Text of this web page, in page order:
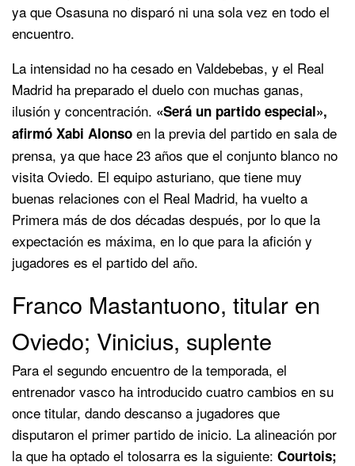
ya que Osasuna no disparó ni una sola vez en todo el
encuentro.
La intensidad no ha cesado en Valdebebas, y el Real
Madrid ha preparado el duelo con muchas ganas,
ilusión y concentración. «Será un partido especial»,
afirmó Xabi Alonso en la previa del partido en sala de
prensa, ya que hace 23 años que el conjunto blanco no
visita Oviedo. El equipo asturiano, que tiene muy
buenas relaciones con el Real Madrid, ha vuelto a
Primera más de dos décadas después, por lo que la
expectación es máxima, en lo que para la afición y
jugadores es el partido del año.
Franco Mastantuono, titular en
Oviedo; Vinicius, suplente
Para el segundo encuentro de la temporada, el
entrenador vasco ha introducido cuatro cambios en su
once titular, dando descanso a jugadores que
disputaron el primer partido de inicio. La alineación por
la que ha optado el tolosarra es la siguiente: Courtois;